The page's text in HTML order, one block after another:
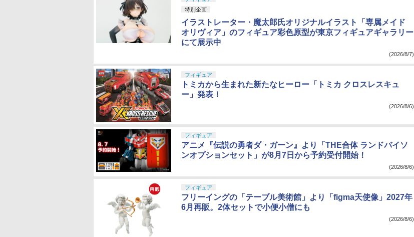
特別企画
イラストレーター・魔太郎氏オリジナルイラスト「専属メイド
オリヴィア」のフィギュア彩色原型が東京フィギュアギャラリー
にて展示中
(2026/8/7)
フィギュア
トミカから生まれた新たなヒーロー「トミカ クロスレスキュ
ー」発表！
(2026/8/6)
フィギュア
アニメ『伝説の勇者ダ・ガーン』より「THE合体 ランドバイソ
ンオプションセット」が8月7日から予約受付開始！
(2026/8/6)
フィギュア
フリーイングの「テーブル美術館」より「figma天使像」2027年
6月再販。2体セットで小便小僧にも
(2026/8/6)